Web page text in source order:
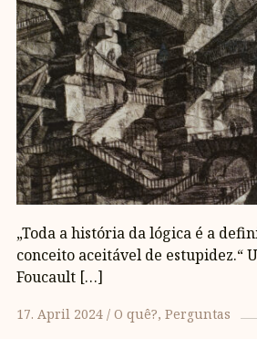
„Toda a história da lógica é a
conceito aceitável de estupidez.“
Foucault […]
17. April 2024 O quê? Perguntas